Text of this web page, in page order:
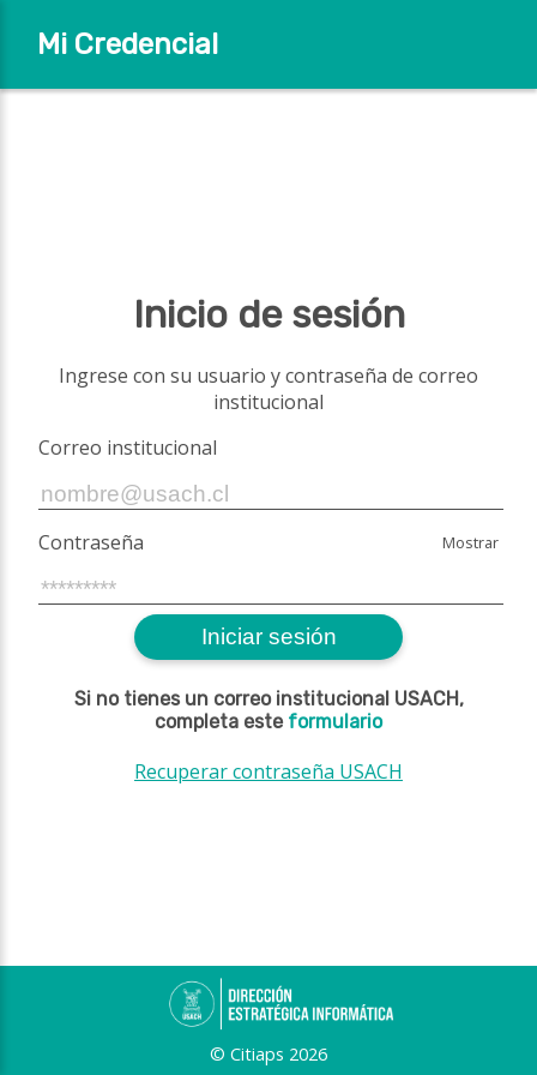
Mi Credencial
Inicio de sesión
Ingrese con su usuario y contraseña de correo
institucional
Correo institucional
Contraseña Mostrar
Iniciar sesión
Si no tienes un correo institucional USACH,
completa este formulario
Recuperar contraseña USACH
© Citiaps 2026